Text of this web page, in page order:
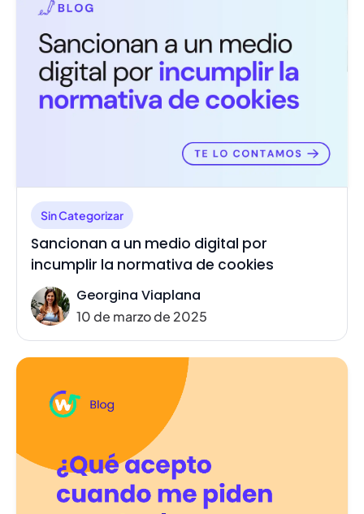
Sin Categorizar
Sancionan a un medio digital por
incumplir la normativa de cookies
Georgina Viaplana
10 de marzo de 2025